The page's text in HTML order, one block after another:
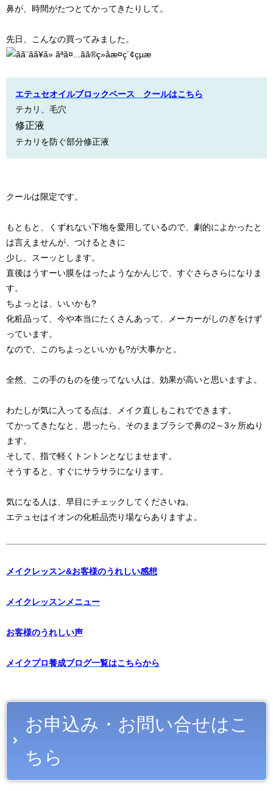
鼻が、時間がたつとてかってきたりして。
先日、こんなの買ってみました。
エテュセオイルブロックベース クールはこちら
テカリ、毛穴
修正液
テカリを防ぐ部分修正液
クールは限定です。
もともと、くずれない下地を愛用しているので、劇的によかったと
は言えませんが、つけるときに
少し、スーッとします。
直後はうすーい膜をはったようなかんじで、すぐさらさらになりま
す。
ちよっとは、いいかも?
化粧品って、今や本当にたくさんあって、メーカーがしのぎをけず
っています。
なので、このちよっといいかも?が大事かと。
全然、この手のものを使ってない人は、効果が高いと思いますよ。
わたしが気に入ってる点は、メイク直しもこれでできます。
てかってきたなと、思ったら、そのままブラシで鼻の2～3ヶ所ぬり
ます。
そして、指で軽くトントンとなじませます。
そうすると、すぐにサラサラになります。
気になる人は、早目にチェックしてくださいね。
エテュセはイオンの化粧品売り場ならありますよ。
メイクレッスン&お客様のうれしい感想
メイクレッスンメニュー
お客様のうれしい声
メイクプロ養成ブログ一覧はこちらから
お申込み・お問い合せはこ
ちら